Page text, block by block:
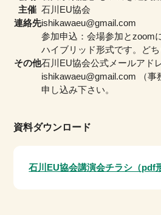
主催 石川EU協会
連絡先ishikawaeu@gmail.com
その他
参加申込：会場参加とzoom
ハイブリッド形式です。ど
石川EU協会公式メールアド
ishikawaeu@gmail.com （
申し込み下さい。
資料ダウンロード
石川EU協会講演会チラシ（pdf